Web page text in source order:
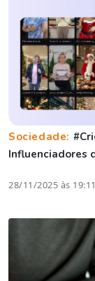
Sociedade:
Influenciadores
28/11/2025 às 19:11